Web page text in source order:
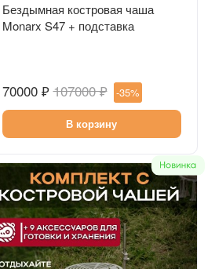
Бездымная костровая чаша
Monarx S47 + подставка
70000 ₽ 107000 ₽ -35%
В корзину